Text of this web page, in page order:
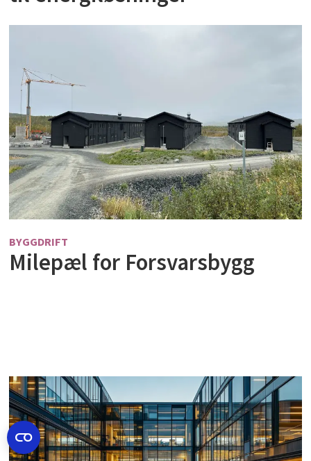
BYGGDRIFT
Milepæl for Forsvarsbygg